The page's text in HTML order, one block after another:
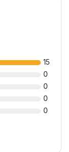
15
0
0
0
0